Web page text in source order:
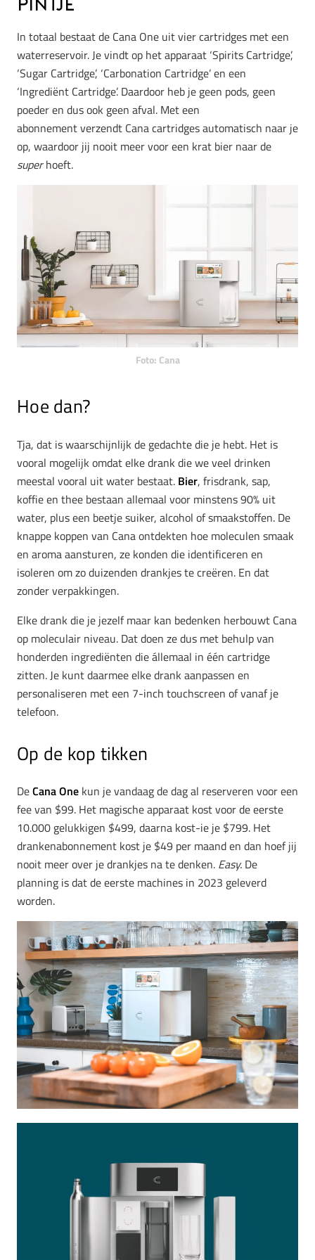
pintje
In totaal bestaat de Cana One uit vier cartridges met een
waterreservoir. Je vindt op het apparaat ‘Spirits Cartridge’,
‘Sugar Cartridge’, ‘Carbonation Cartridge’ en een
‘Ingrediënt Cartridge’. Daardoor heb je geen pods, geen
poeder en dus ook geen afval. Met een
abonnement verzendt Cana cartridges automatisch naar je
op, waardoor jij nooit meer voor een krat bier naar de
superhoeft.
Foto: Cana
Hoe dan?
Tja, dat is waarschijnlijk de gedachte die je hebt. Het is
vooral mogelijk omdat elke drank die we veel drinken
meestal vooral uit water bestaat. Bier, frisdrank, sap,
koffie en thee bestaan ​​allemaal voor minstens 90% uit
water, plus een beetje suiker, alcohol of smaakstoffen. De
knappe koppen van Cana ontdekten hoe moleculen smaak
en aroma aansturen, ze konden die identificeren en
isoleren om zo duizenden drankjes te creëren. En dat
zonder verpakkingen.
Elke drank die je jezelf maar kan bedenken herbouwt Cana
op moleculair niveau. Dat doen ze dus met behulp van
honderden ingrediënten die állemaal in één cartridge
zitten. Je kunt daarmee elke drank aanpassen en
personaliseren met een 7-inch touchscreen of vanaf je
telefoon.
Op de kop tikken
DeCana One kun je vandaag de dag al reserveren voor een
fee van $99. Het magische apparaat kost voor de eerste
10.000 gelukkigen $499, daarna kost-ie je $799. Het
drankenabonnement kost je $49 per maand en dan hoef jij
nooit meer over je drankjes na te denken. Easy. De
planning is dat de eerste machines in 2023 geleverd
worden.